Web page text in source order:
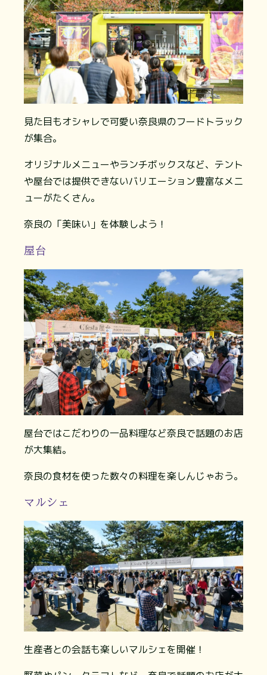
見た目もオシャレで可愛い奈良県のフードトラック
が集合。
オリジナルメニューやランチボックスなど、テント
や屋台では提供できないバリエーション豊富なメニ
ューがたくさん。
奈良の「美味い」を体験しよう！
屋台
屋台ではこだわりの一品料理など奈良で話題のお店
が大集結。
奈良の食材を使った数々の料理を楽しんじゃおう。
マルシェ
生産者との会話も楽しいマルシェを開催！